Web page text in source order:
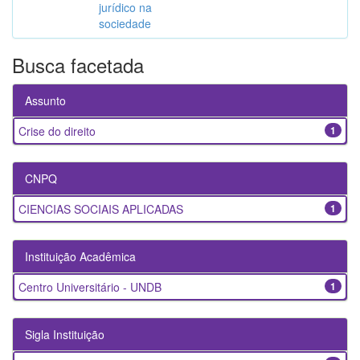
jurídico na
sociedade
Busca facetada
Assunto
1
Crise do direito
CNPQ
1
CIENCIAS SOCIAIS APLICADAS
Instituição Acadêmica
1
Centro Universitário - UNDB
Sigla Instituição